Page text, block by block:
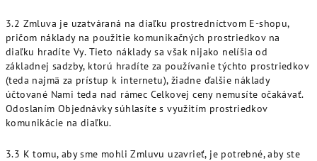
3.2 Zmluva je uzatváraná na diaľku prostredníctvom E-shopu,
pričom náklady na použitie komunikačných prostriedkov na
diaľku hradíte Vy. Tieto náklady sa však nijako nelíšia od
základnej sadzby, ktorú hradíte za používanie týchto prostriedkov
(teda najmä za prístup k internetu), žiadne ďalšie náklady
účtované Nami teda nad rámec Celkovej ceny nemusíte očakávať.
Odoslaním Objednávky súhlasíte s využitím prostriedkov
komunikácie na diaľku.
3.3 K tomu, aby sme mohli Zmluvu uzavrieť, je potrebné, aby ste